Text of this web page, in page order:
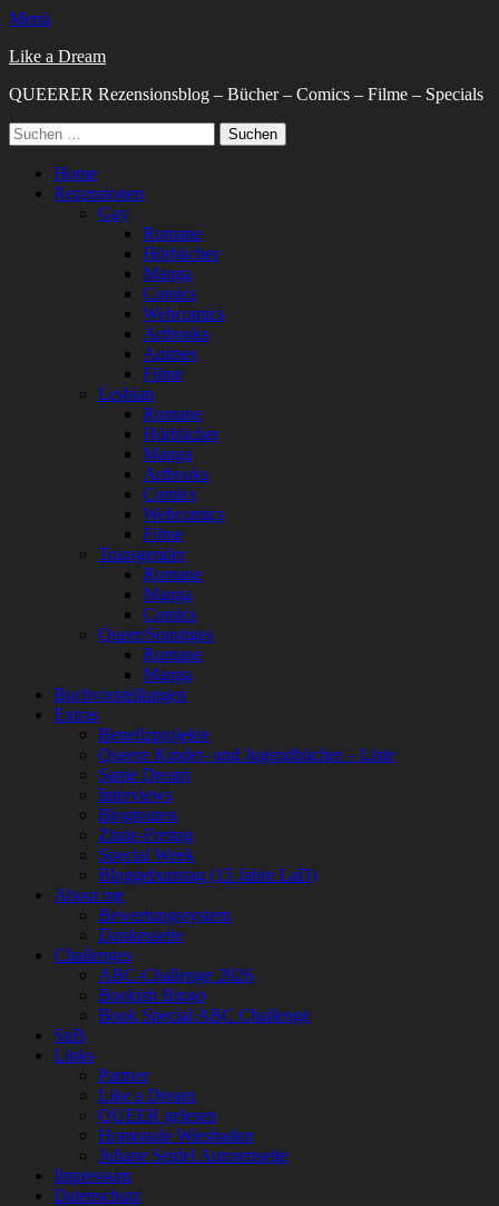
Menü
Like a Dream
QUEERER Rezensionsblog – Bücher – Comics – Filme – Specials
Suchen
nach:
Mail
Primäres
Menü
Zum
Inhalt
Home
Rezensionen
Gay
Romane
Hörbücher
Manga
Comics
Webcomics
Artbooks
Animes
Filme
Lesbian
Romane
Hörbücher
Manga
Artbooks
Comics
Webcomics
Filme
Transgender
Romane
Manga
Comics
Queer/Sonstiges
Romane
Manga
Buchvorstellungen
Extras
Benefizprojekte
Queere Kinder- und Jugendbücher – Liste
Same Dream
Interviews
Blogtouren
Zitate-Freitag
Special Week
Bloggeburtstag (15 Jahre LaD)
About me
Bewertungssystem
Dankesseite
Challenges
ABC-Challenge 2026
Bookish Bingo
Book Special ABC Challenge
SuB
Links
Partner
Like a Dream
QUEER gelesen
Homonale Wiesbaden
Juliane Seidel Autorenseite
Impressum
Datenschutz